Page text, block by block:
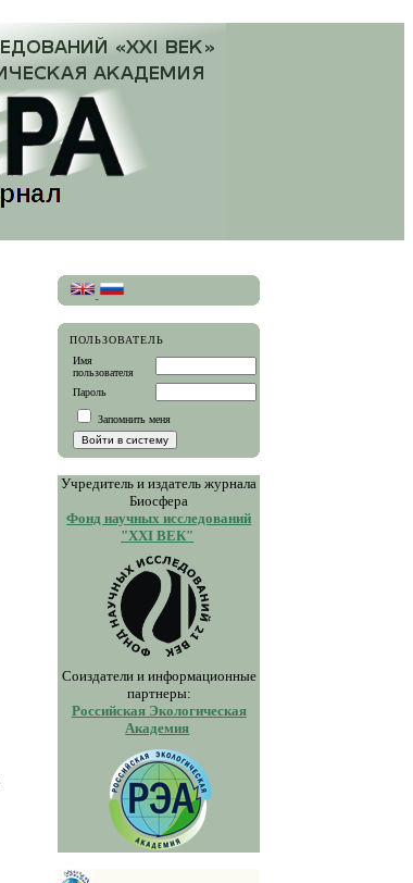
ПОЛЬЗОВАТЕЛЬ
Имя
пользователя
Пароль
Запомнить меня
Учредитель и издатель журнала
Биосфера
Фонд научных исследований
"XXI ВЕК"
Соиздатели и информационные
партнеры:
Российская Экологическая
Академия